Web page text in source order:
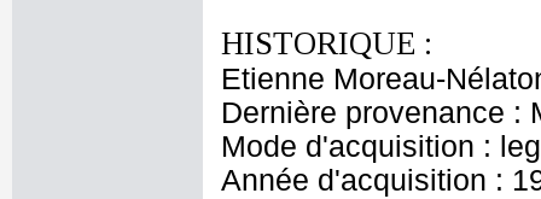
HISTORIQUE :
Etienne Moreau-
Dernière provenance :
Mode d'acquisition :
Année d'acquisition :